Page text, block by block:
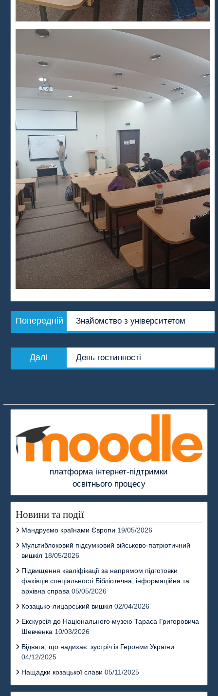
Навігація
записів
Попередній
Попередній
запис:
Знайомство з університетом
Далі
запис:
День гостинності
платформа інтернет-підтримки
освітнього процесу
Новини та події
Мандруємо країнами Європи 19/05/2026
Мультиблоковий підсумковий військово-патріотичний
вишкіл 18/05/2026
Підвищення кваліфікації за напрямом підготовки
фахівців спеціальності Бібліотечна, інформаційна та
архівна справа 05/05/2026
Козацько-лицарський вишкіл 02/04/2026
Екскурсія до Національного музею Тараса Григоровича
Шевченка 10/03/2026
Відвага, що надихає: зустріч із Героями України
04/12/2025
Нащадки козацької слави 05/11/2025